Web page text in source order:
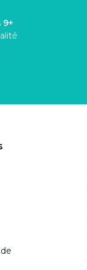
9+